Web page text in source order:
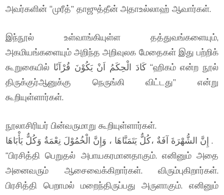
அவர்களின் “முரீத்” தாஜுத்தீன் அதாஉல்லாஹ் ஆவார்கள்.
இந்நூல் உள்வாங்கியுள்ள தத்துவங்களையும்,
அகமியங்களையும் அறிந்த அறிவுலக மேதைகள் இது பற்றிக்
கூறுகையில் كَادَ الْحِكَمُ اَنْ يَكُوْنَ قُرْآنًا “ஹிகம் என்ற நூல்
திருக்குர்ஆனுக்கு நெருங்கி விட்டது” என்று
கூறியுள்ளார்கள்.
நூலாசிரியர் பின்வருமாறு கூறியுள்ளார்கள்.
إِنَّ الشُّهْرَةَ آفَةٌ ،كُلٌّ يَتَمَنَّاهَا ، وَإِنَّ الْخُمُوْلَ نِعْمَةٌ وَكُلٌّ يَأْبَاهَا .
“பிரசித்தி பெறுதல் அபாயகரமானதாகும். எனினும் அதை
அனைவரும் ஆசைவைக்கிறார்கள். விரும்புகிறார்கள்.
பிரசித்தி பெறாமல் மறைந்திருப்பது அருளாகும். எனினும்